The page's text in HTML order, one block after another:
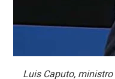
Luis Caputo,